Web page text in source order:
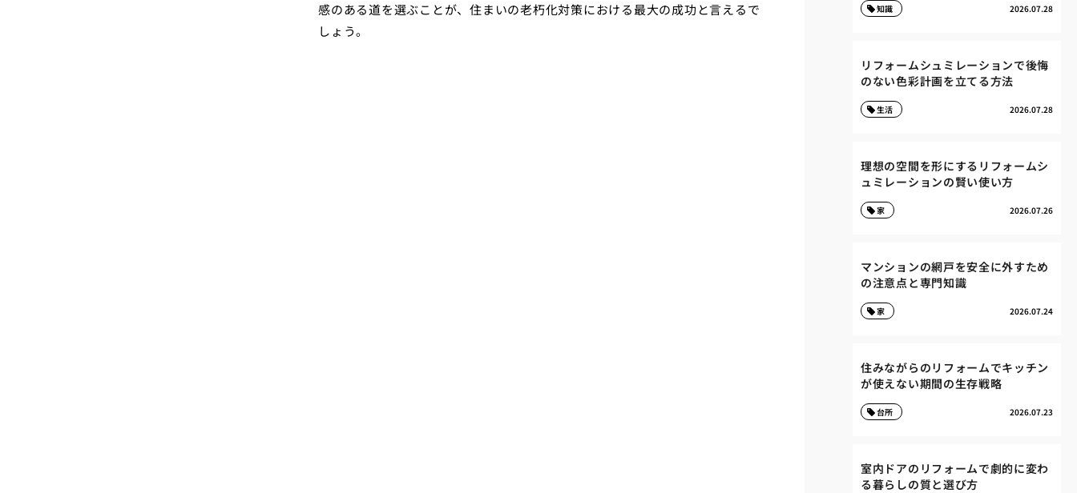
感のある道を選ぶことが、住まいの老朽化対策における最大の成功と言えるで
しょう。
2026.07.28
知識
リフォームシュミレーションで後悔
のない色彩計画を立てる方法
2026.07.28
生活
理想の空間を形にするリフォームシ
ュミレーションの賢い使い方
2026.07.26
家
マンションの網戸を安全に外すため
の注意点と専門知識
2026.07.24
家
住みながらのリフォームでキッチン
が使えない期間の生存戦略
2026.07.23
台所
室内ドアのリフォームで劇的に変わ
る暮らしの質と選び方